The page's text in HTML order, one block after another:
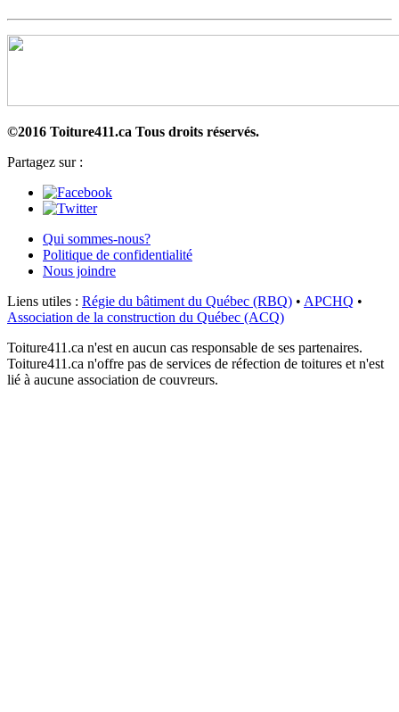
©2016 Toiture411.ca Tous droits réservés.
Partagez sur :
Qui sommes-nous?
Politique de confidentialité
Nous joindre
Liens utiles : Régie du bâtiment du Québec (RBQ) • APCHQ •
Association de la construction du Québec (ACQ)
Toiture411.ca n'est en aucun cas responsable de ses partenaires.
Toiture411.ca n'offre pas de services de réfection de toitures et n'est
lié à aucune association de couvreurs.